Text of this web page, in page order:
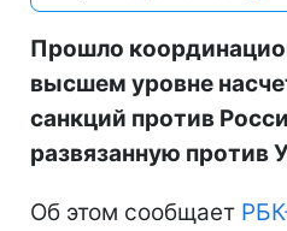
Прошло
высшем уровне
санкций против
развязанную против
Об этом сообщает